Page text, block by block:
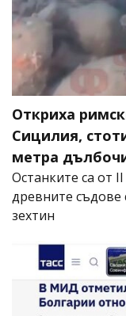
Откриха
Сицилия,
метра
Останките са от
древните съдове
зехтин